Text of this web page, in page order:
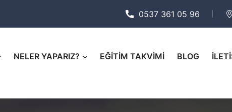
0537 361 05 96
NELER YAPARIZ? EĞİTİM TAKVİMİ BLOG